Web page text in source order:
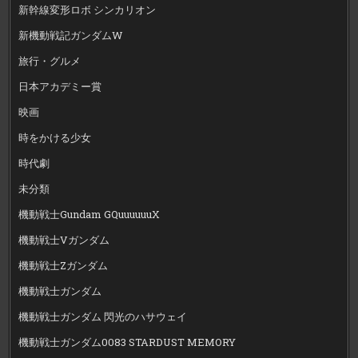
新幹線変形ロボ シンカリオン
新機動戦記ガンダムW
旅行・グルメ
日本アカデミー賞
映画
時をかける少女
時代劇
未分類
機動戦士Gundam GQuuuuuuX
機動戦士Vガンダム
機動戦士Zガンダム
機動戦士ガンダム
機動戦士ガンダム 閃光のハサウェイ
機動戦士ガンダム0083 STARDUST MEMORY